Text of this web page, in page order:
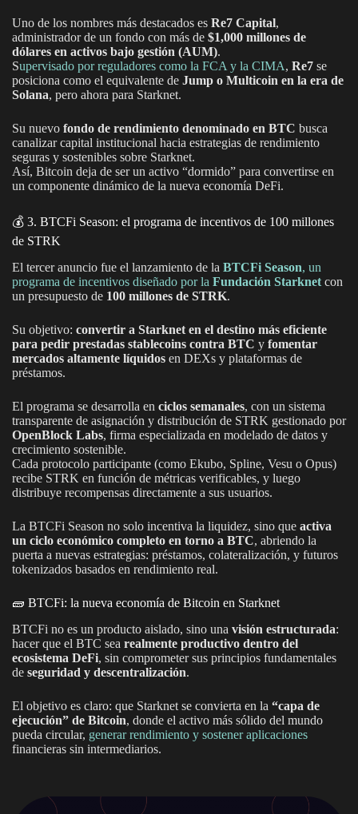
Uno de los nombres más destacados es Re7 Capital,
administrador de un fondo con más de $1,000 millones de
dólares en activos bajo gestión (AUM).
Supervisado por reguladores como la FCA y la CIMA, Re7 se
posiciona como el equivalente de Jump o Multicoin en la era de
Solana, pero ahora para Starknet.
Su nuevo fondo de rendimiento denominado en BTC busca
canalizar capital institucional hacia estrategias de rendimiento
seguras y sostenibles sobre Starknet.
Así, Bitcoin deja de ser un activo “dormido” para convertirse en
un componente dinámico de la nueva economía DeFi.
💰 3. BTCFi Season: el programa de incentivos de 100 millones
de STRK
El tercer anuncio fue el lanzamiento de la BTCFi Season, un
programa de incentivos diseñado por la Fundación Starknet con
un presupuesto de 100 millones de STRK.
Su objetivo: convertir a Starknet en el destino más eficiente
para pedir prestadas stablecoins contra BTC y fomentar
mercados altamente líquidos en DEXs y plataformas de
préstamos.
El programa se desarrolla en ciclos semanales, con un sistema
transparente de asignación y distribución de STRK gestionado por
OpenBlock Labs, firma especializada en modelado de datos y
crecimiento sostenible.
Cada protocolo participante (como Ekubo, Spline, Vesu o Opus)
recibe STRK en función de métricas verificables, y luego
distribuye recompensas directamente a sus usuarios.
La BTCFi Season no solo incentiva la liquidez, sino que activa
un ciclo económico completo en torno a BTC, abriendo la
puerta a nuevas estrategias: préstamos, colateralización, y futuros
tokenizados basados en rendimiento real.
🧱 BTCFi: la nueva economía de Bitcoin en Starknet
BTCFi no es un producto aislado, sino una visión estructurada:
hacer que el BTC sea realmente productivo dentro del
ecosistema DeFi, sin comprometer sus principios fundamentales
de seguridad y descentralización.
El objetivo es claro: que Starknet se convierta en la “capa de
ejecución” de Bitcoin, donde el activo más sólido del mundo
pueda circular, generar rendimiento y sostener aplicaciones
financieras sin intermediarios.